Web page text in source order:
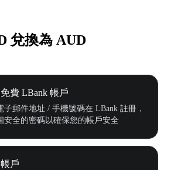
兌換為 AUD
費 LBank 帳戶
子郵件地址 / 手機號碼在 LBank 註冊，
安全的密碼以確保您的帳戶安全
戶